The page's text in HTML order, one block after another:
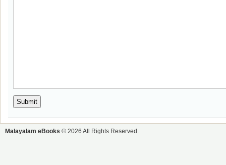
Malayalam eBooks © 2026 All Rights Reserved.